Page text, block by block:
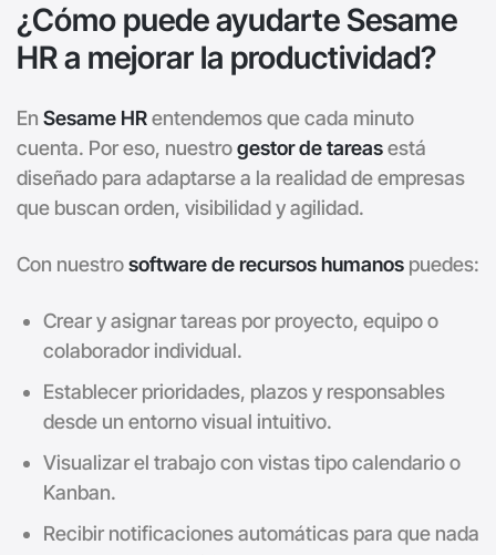
¿Cómo puede ayudarte Sesame
HR a mejorar la productividad?
En Sesame HRentendemos que cada minuto
cuenta. Por eso, nuestrogestor de tareasestá
diseñado para adaptarse a la realidad de empresas
que buscan orden, visibilidad y agilidad.
Con nuestrosoftware de recursos humanos puedes:
Crear y asignar tareas por proyecto, equipo o
colaborador individual.
Establecer prioridades, plazos y responsables
desde un entorno visual intuitivo.
Visualizar el trabajo con vistas tipo calendario o
Kanban.
Recibir notificaciones automáticas para que nada